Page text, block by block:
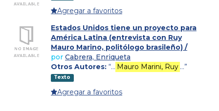
Agregar a favoritos
Estados Unidos tiene un proyecto para
América Latina (entrevista con Ruy
Mauro Marino, politólogo brasileño) /
por Cabrera, Enriqueta
Otros Autores: “… Mauro Marini, Ruy …”
Texto
Agregar a favoritos